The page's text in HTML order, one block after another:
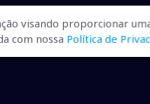
visando proporcionar
com nossa Política de